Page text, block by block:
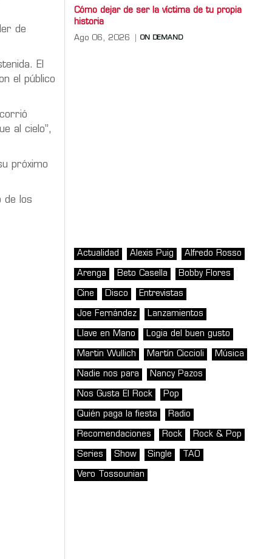
de
El
el público
al cielo”,
próximo
de los
Cómo dejar de ser la víctima de tu propia
historia
Ago 06, 2026 ON DEMAND
Actualidad Alexis Puig Alfredo Rosso
Arenga Beto Casella Bobby Flores
Cine Disco Entrevistas
Joe Fernández Lanzamientos
Llave en Mano Logia del buen gusto
Martin Wullich Martín Ciccioli Música
Nadie nos para Nancy Pazos
Nos Gusta El Rock Pop
Quién paga la fiesta Radio
Recomendaciones Rock Rock & Pop
Series Show Single TAO
Vero Tossounian